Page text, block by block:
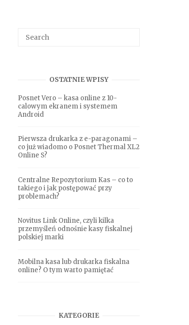
Search
OSTATNIE WPISY
Posnet Vero – kasa online z 10-
calowym ekranem i systemem
Android
Pierwsza drukarka z e-paragonami –
co już wiadomo o Posnet Thermal XL2
Online S?
Centralne Repozytorium Kas – co to
takiego i jak postępować przy
problemach?
Novitus Link Online, czyli kilka
przemyśleń odnośnie kasy fiskalnej
polskiej marki
Mobilna kasa lub drukarka fiskalna
online? O tym warto pamiętać
KATEGORIE